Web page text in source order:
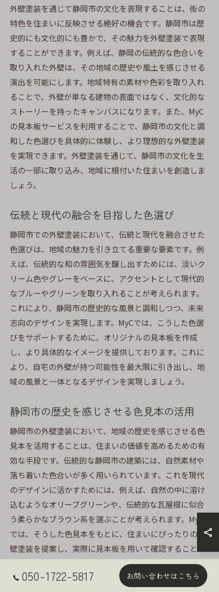
外壁塗装を通じて静岡市の文化を表現することは、街の
特色を住まいに反映させる絶好の機会です。静岡市は歴
史的にも文化的にも豊かで、その魅力を外壁塗装で表現
することができます。例えば、静岡の伝統的な色合いを
取り入れた外壁は、その地域の歴史や風土を感じさせる
演出を可能にします。地域特有の素材や色彩を取り入れ
ることで、外壁が単なる建物の表面ではなく、文化的な
ストーリーを持ったキャンバスになります。また、MyC
の見本板サービスを利用することで、静岡市の文化と調
和した色選びを具体的に体験し、より理想的な外壁塗装
を実現できます。外壁塗装を通じて、静岡市の文化を生
活の一部に取り込み、地域に根付いた住まいを創造しま
しょう。
伝統と現代の融合を目指した色選び
静岡市での外壁塗装において、伝統と現代を融合させた
色選びは、地域の魅力を引き立てる重要な要素です。例
えば、伝統的な和の雰囲気を醸し出すためには、淡いク
リーム色やグレーをベースに、アクセントとして現代的
なブルーやグリーンを取り入れることが考えられます。
これにより、静岡市の歴史的な風景と調和しつつ、未来
志向のデザインを実現します。MyCでは、こうした色選
びをサポートするために、オリジナルの見本板を作成
し、より具体的なイメージを提供しております。これに
より、自宅の外壁が持つ可能性を最大限に引き出し、地
域の風景と一体となるデザインを実現しましょう。
静岡市の歴史を感じさせる色見本の活用
静岡市の外壁塗装において、地域の歴史を感じさせる色
見本を活用することは、住まいの価値を高めるための有
効な手段です。伝統的な静岡市の建築には、自然素材や
落ち着いた色合いが多く用いられています。これを現代
のデザインに活かすためには、例えば、自然の中に溶け
込むようなオリーブグリーンや、伝統的な瓦屋根に似合
う柔らかなブラウン系を選ぶことが考えられます。MyC
では、そうした色見本をもとに、住まいにぴったりの外
壁塗装を提案し、実際に見本板を用いて確認することが
可能です。これにより、過去と現在を繋ぐデザインを実
現し、静岡市の豊かな歴史を感じさせる空間を創り出し
050-1722-5817 お問い合わせはこちら